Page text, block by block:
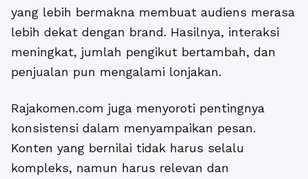
yang lebih bermakna membuat audiens merasa
lebih dekat dengan brand. Hasilnya, interaksi
meningkat, jumlah pengikut bertambah, dan
penjualan pun mengalami lonjakan.
Rajakomen.com juga menyoroti pentingnya
konsistensi dalam menyampaikan pesan.
Konten yang bernilai tidak harus selalu
kompleks, namun harus relevan dan